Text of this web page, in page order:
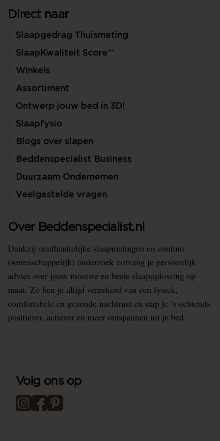
Direct naar
Slaapgedrag Thuismeting
SlaapKwaliteit Score™
Winkels
Assortiment
Ontwerp jouw bed in 3D!
Slaapfysio
Blogs over slapen
Beddenspecialist Business
Duurzaam Ondernemen
Veelgestelde vragen
Over Beddenspecialist.nl
Dankzij onafhankelijke slaapmetingen en continu
(wetenschappelijk) onderzoek ontvang je persoonlijk
advies over jouw mooiste en beste slaapoplossing op
maat. Zo ben je altijd verzekerd van een fysiek,
comfortabele en gezonde nachtrust en stap je ’s ochtends
positiever, actiever en meer ontspannen uit je bed.
Volg ons op